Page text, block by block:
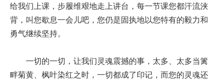
给我们上课，步履维艰地走上讲台，每一节课您都汗流浃
背，叫您歇息一会儿吧，您仍是固执地以您特有的毅力和
勇气继续坚持。
一切的一切，让我们灵魂震撼的事，太多、太多当篱
畔菊黄、枫叶染红之时，一切都成了印记，而您的灵魂还